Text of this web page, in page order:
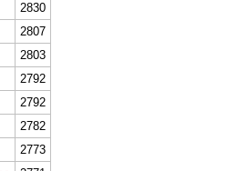
2830
2807
2803
2792
2792
2782
2773